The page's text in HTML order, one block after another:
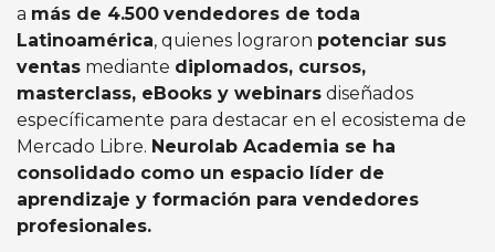
a más de 4.500 vendedores de toda
Latinoamérica, quienes lograron potenciar sus
ventas mediante diplomados, cursos,
masterclass, eBooks y webinars diseñados
específicamente para destacar en el ecosistema de
Mercado Libre. Neurolab Academia se ha
consolidado como un espacio líder de
aprendizaje y formación para vendedores
profesionales.